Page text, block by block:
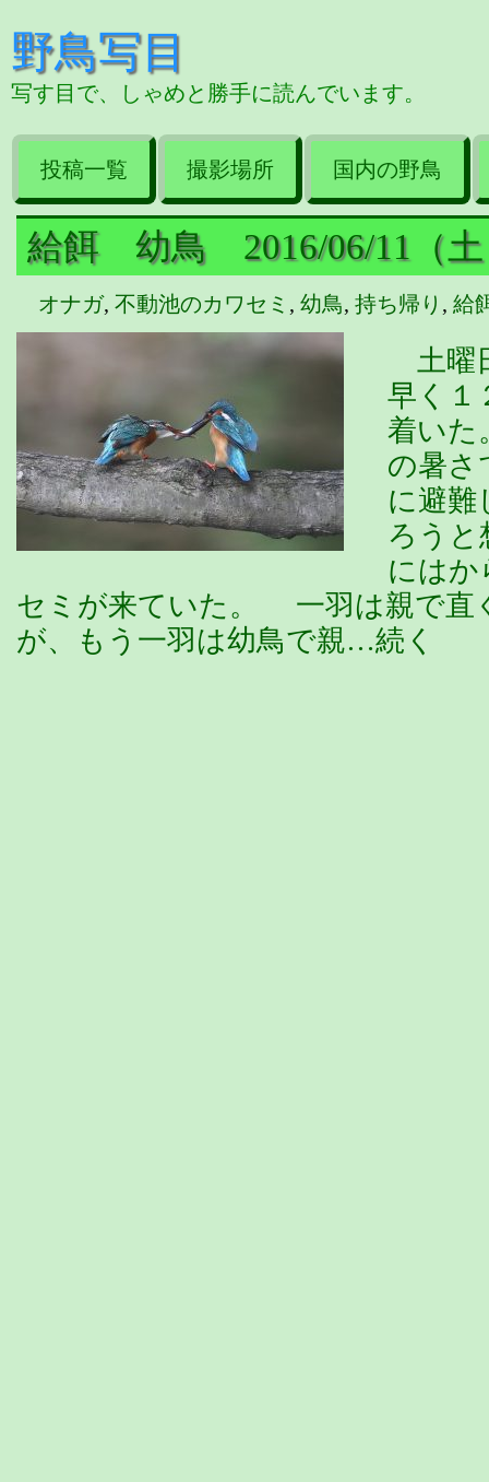
野鳥写目
写す目で、しゃめと勝手に読んでいます。
投稿一覧 撮影場所 国内の野鳥
給餌 幼鳥 2016/06/11（土
オナガ, 不動池のカワセミ , 幼鳥, 持ち帰り , 給
土曜
早く１
着いた
の暑さ
に避
ろうと
にはか
セミが来ていた。 一羽は親で直
が、もう一羽は幼鳥で親…続く